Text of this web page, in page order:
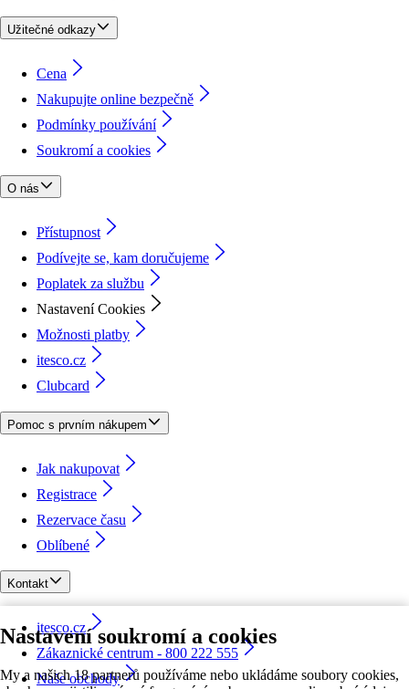
Nastavení soukromí a cookies
My a našich 18 partnerů používáme nebo ukládáme soubory cookies,
Užitečné odkazy
Cena
Nakupujte online bezpečně
Podmínky používání
Soukromí a cookies
O nás
Přístupnost
Podívejte se, kam doručujeme
Poplatek za službu
Nastavení Cookies
Možnosti platby
itesco.cz
Clubcard
Pomoc s prvním nákupem
Jak nakupovat
Registrace
Rezervace času
Oblíbené
Kontakt
itesco.cz
Zákaznické centrum - 800 222 555
Naše obchody